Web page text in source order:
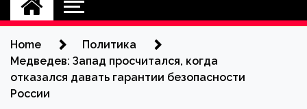
Home
Политика
Медведев: Запад просчитался, когда
отказался давать гарантии безопасности
России